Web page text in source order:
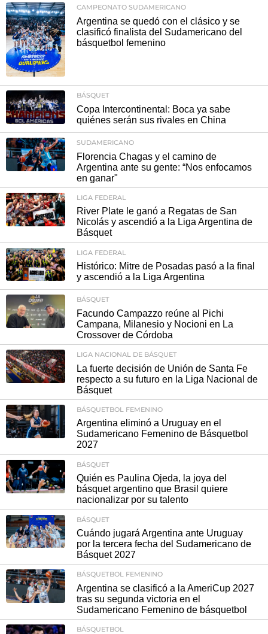
CAMPEONATO SUDAMERICANO
Argentina se quedó con el clásico y se
clasificó finalista del Sudamericano del
básquetbol femenino
BÁSQUET
Copa Intercontinental: Boca ya sabe
quiénes serán sus rivales en China
SUDAMERICANO
Florencia Chagas y el camino de
Argentina ante su gente: “Nos enfocamos
en ganar"
LIGA FEDERAL
River Plate le ganó a Regatas de San
Nicolás y ascendió a la Liga Argentina de
Básquet
LIGA FEDERAL
Histórico: Mitre de Posadas pasó a la final
y ascendió a la Liga Argentina
BÁSQUET
Facundo Campazzo reúne al Pichi
Campana, Milanesio y Nocioni en La
Crossover de Córdoba
LIGA NACIONAL DE BÁSQUET
La fuerte decisión de Unión de Santa Fe
respecto a su futuro en la Liga Nacional de
Básquet
BÁSQUETBOL FEMENINO
Argentina eliminó a Uruguay en el
Sudamericano Femenino de Básquetbol
2027
BÁSQUET
Quién es Paulina Ojeda, la joya del
básquet argentino que Brasil quiere
nacionalizar por su talento
BÁSQUET
Cuándo jugará Argentina ante Uruguay
por la tercera fecha del Sudamericano de
Básquet 2027
BÁSQUETBOL FEMENINO
Argentina se clasificó a la AmeriCup 2027
tras su segunda victoria en el
Sudamericano Femenino de básquetbol
BÁSQUETBOL